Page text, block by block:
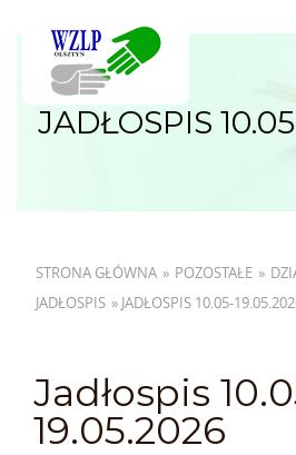
JADŁOSPIS
STRONA GŁÓWNA » POZOSTAŁE »
JADŁOSPIS » JADŁOSPIS 10.05-
Jadłospis
19.05.2026